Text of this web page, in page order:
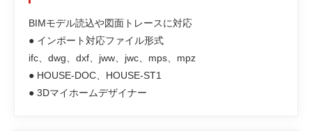
BIMモデル読込や図面トレースに対応
● インポート対応ファイル形式
ifc、dwg、dxf、jww、jwc、mps、mpz
● HOUSE-DOC、HOUSE-ST1
● 3Dマイホームデザイナー